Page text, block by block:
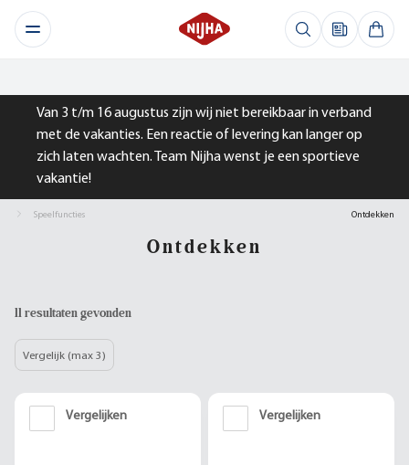
Van 3 t/m 16 augustus zijn wij niet bereikbaar in verband
met de vakanties. Een reactie of levering kan langer op
zich laten wachten. Team Nijha wenst je een sportieve
vakantie!
Speelfuncties Ontdekken
Ontdekken
11 resultaten gevonden
Vergelijk (max 3)
Vergelijken Vergelijken